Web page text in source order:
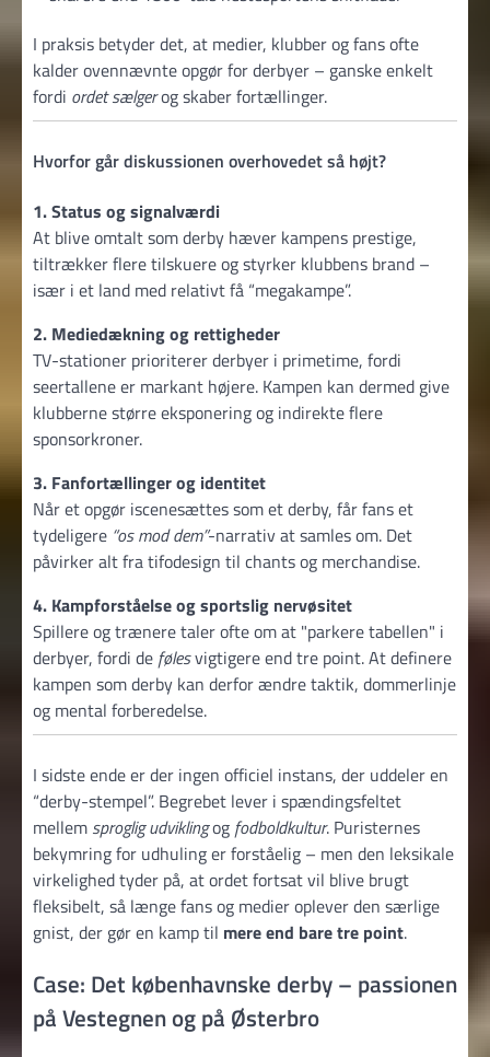
I praksis betyder det, at medier, klubber og fans ofte
kalder ovennævnte opgør for derbyer – ganske enkelt
fordi ordet sælgerog skaber fortællinger.
Hvorfor går diskussionen overhovedet så højt?
1. Status og signalværdi
At blive omtalt som derby hæver kampens prestige,
tiltrækker flere tilskuere og styrker klubbens brand –
især i et land med relativt få “megakampe”.
2. Mediedækning og rettigheder
TV-stationer prioriterer derbyer i primetime, fordi
seertallene er markant højere. Kampen kan dermed give
klubberne større eksponering og indirekte flere
sponsorkroner.
3. Fanfortællinger og identitet
Når et opgør iscenesættes som et derby, får fans et
tydeligere “os mod dem”-narrativ at samles om. Det
påvirker alt fra tifodesign til chants og merchandise.
4. Kampforståelse og sportslig nervøsitet
Spillere og trænere taler ofte om at parkere tabellen i
derbyer, fordi de følesvigtigere end tre point. At definere
kampen som derby kan derfor ændre taktik, dommerlinje
og mental forberedelse.
I sidste ende er der ingen officiel instans, der uddeler en
“derby-stempel”. Begrebet lever i spændingsfeltet
mellem sproglig udviklingog fodboldkultur. Puristernes
bekymring for udhuling er forståelig – men den leksikale
virkelighed tyder på, at ordet fortsat vil blive brugt
fleksibelt, så længe fans og medier oplever den særlige
gnist, der gør en kamp til mere end bare tre point.
Case: Det københavnske derby – passionen
på Vestegnen og på Østerbro